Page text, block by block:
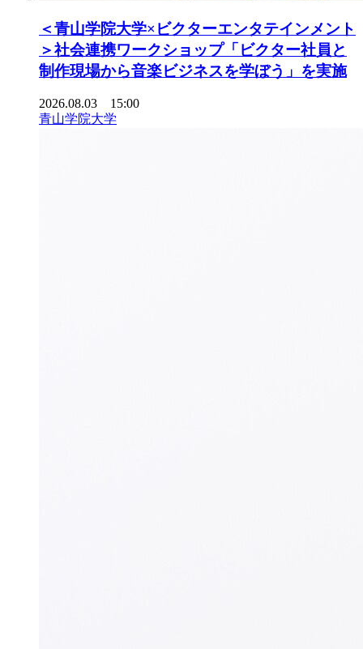
＜青山学院大学×ビクターエンタテインメント
＞社会連携ワークショップ「ビクター社員と
制作現場から音楽ビジネスを学ぼう」を実施
2026.08.03 15:00
青山学院大学